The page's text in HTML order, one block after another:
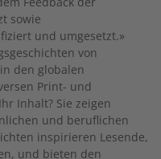
sowie
und umgesetzt.»
von
den globalen
Print- und
Inhalt? Sie zeigen
und beruflichen
inspirieren Lesende,
und bieten den